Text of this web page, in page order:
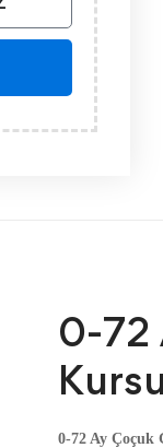
0-72
0-72 Ay Çoçuk